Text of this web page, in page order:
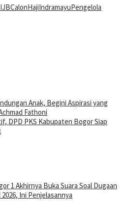
CalonHajiIndramayuPengelola
Anak, Begini Aspirasi yang
Fathoni
DPD PKS Kabupaten Bogor Siap
1 Akhirnya Buka Suara Soal Dugaan
Ini Penjelasannya